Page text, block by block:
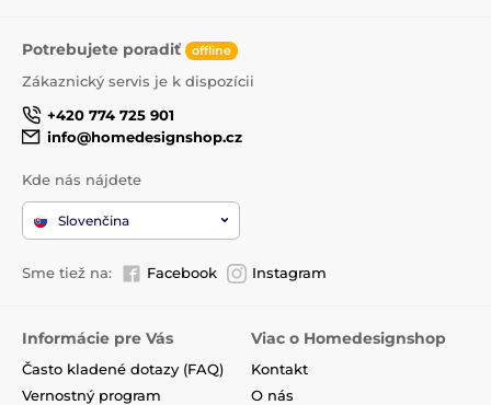
Potrebujete poradiť offline
Zákaznický servis je k dispozícii
+420 774 725 901
info@homedesignshop.cz
Kde nás nájdete
Slovenčina
Sme tiež na: Facebook Instagram
Informácie pre Vás
Často kladené dotazy (FAQ)
Vernostný program
Viac o Homedesignshop
Kontakt
O nás